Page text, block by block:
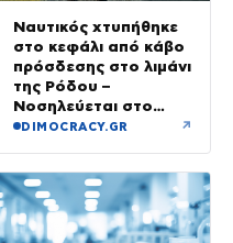
Ναυτικός χτυπήθηκε
στο κεφάλι από κάβο
πρόσδεσης στο λιμάνι
της Ρόδου –
Νοσηλεύεται στο
νοσοκομείο
DIMOCRACY.GR ↗